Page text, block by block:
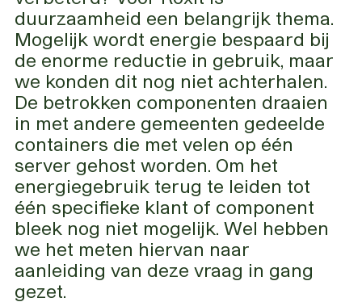
duurzaamheid een belangrijk thema.
Mogelijk wordt energie bespaard bij
de enorme reductie in gebruik, maar
we konden dit nog niet achterhalen.
De betrokken componenten draaien
in met andere gemeenten gedeelde
containers die met velen op één
server gehost worden. Om het
energiegebruik terug te leiden tot
één specifieke klant of component
bleek nog niet mogelijk. Wel hebben
we het meten hiervan naar
aanleiding van deze vraag in gang
gezet.